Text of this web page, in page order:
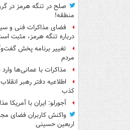
صلح در تنگه هرمز در
منطقه!
فضای مذاکرات فنی و
درباره تنگه هرمز، مثبت
تغییر برنامه پخش
مردم
مذاکرات با عمانی‌ها
اطلاعیه دفتر رهبر
کذب
آجورلو: ایران با آمریکا
واکنش کاربران فضای
اربعین حسینی